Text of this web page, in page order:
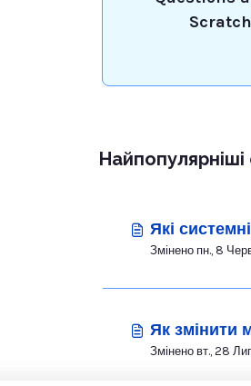
Scratch
Найпопулярніші
Які
Як змінити